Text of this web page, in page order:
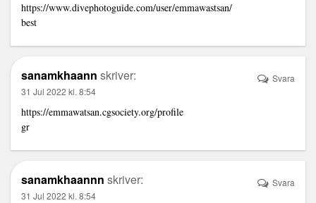
https://www.divephotoguide.com/user/emmawastsan/
best
sanamkhaann skriver:
31 Jul 2022 kl. 8:54
https://emmawatsan.cgsociety.org/profile
gr
Svara
sanamkhaannn skriver:
31 Jul 2022 kl. 8:54
Svara